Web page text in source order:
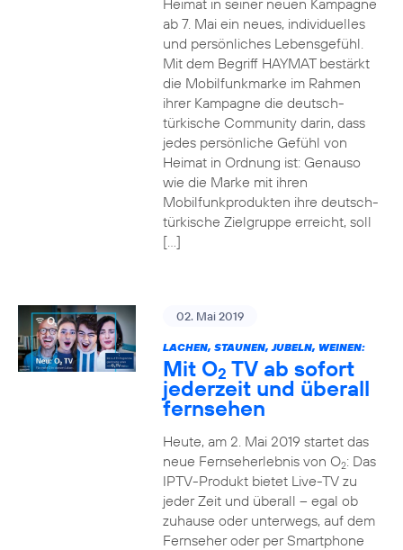
Heimat in seiner neuen Kampagne
ab 7. Mai ein neues, individuelles
und persönliches Lebensgefühl.
Mit dem Begriff HAYMAT bestärkt
die Mobilfunkmarke im Rahmen
ihrer Kampagne die deutsch-
türkische Community darin, dass
jedes persönliche Gefühl von
Heimat in Ordnung ist: Genauso
wie die Marke mit ihren
Mobilfunkprodukten ihre deutsch-
türkische Zielgruppe erreicht, soll
[…]
02. Mai 2019
LACHEN, STAUNEN, JUBELN, WEINEN:
Mit O2 TV ab sofort
jederzeit und überall
fernsehen
Heute, am 2. Mai 2019 startet das
neue Fernseherlebnis von O2: Das
IPTV-Produkt bietet Live-TV zu
jeder Zeit und überall – egal ob
zuhause oder unterwegs, auf dem
Fernseher oder per Smartphone